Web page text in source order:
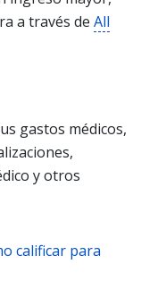
a través de All
gastos médicos,
y otros
calificar para